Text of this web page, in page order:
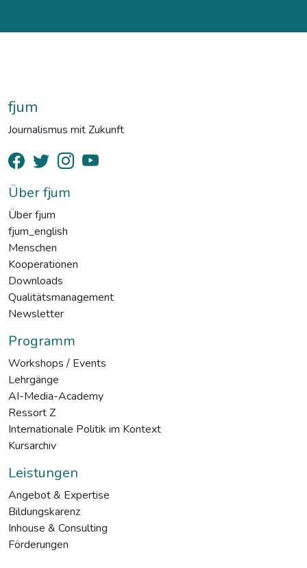
fjum
Journalismus mit Zukunft
Über fjum
Über fjum
fjum_english
Menschen
Kooperationen
Downloads
Qualitätsmanagement
Newsletter
Programm
Workshops / Events
Lehrgänge
AI-Media-Academy
Ressort Z
Internationale Politik im Kontext
Kursarchiv
Leistungen
Angebot & Expertise
Bildungskarenz
Inhouse & Consulting
Förderungen